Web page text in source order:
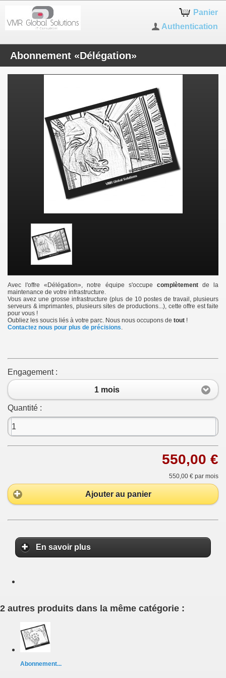
Panier
Authentication
Abonnement «Délégation»
Avec l'offre «Délégation», notre équipe s'occupe complètementde la
maintenance de votre infrastructure.
Vous avez une grosse infrastructure (plus de 10 postes de travail, plusieurs
serveurs & imprimantes, plusieurs sites de productions...), cette offre est faite
pour vous !
Oubliez les soucis liés à votre parc. Nous nous occupons de tout !
Contactez nous pour plus de précisions.
Engagement :
1 mois
Quantité :
550,00 €
550,00 € par mois
Ajouter au panier
En savoir plus
2 autres produits dans la même catégorie :
Abonnement...